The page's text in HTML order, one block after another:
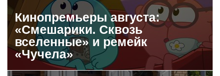
Кинопремьеры августа:
«Смешарики. Сквозь
вселенные» и ремейк
«Чучела»